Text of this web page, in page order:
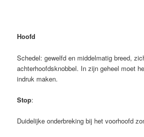
Hoofd
Schedel: gewelfd en middelmatig breed,
achterhoofdsknobbel. In zijn geheel moet
indruk maken.
Stop:
Duidelijke onderbreking bij het voorhoofd